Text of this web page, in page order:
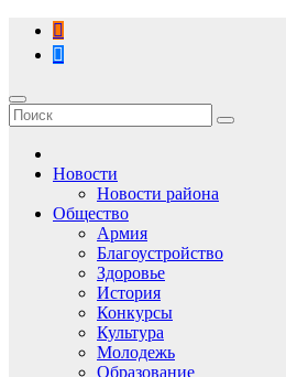
Перейти
содержимому
Новости
Новости района
Общество
Армия
Благоустройство
Здоровье
История
Конкурсы
Культура
Молодежь
Образование